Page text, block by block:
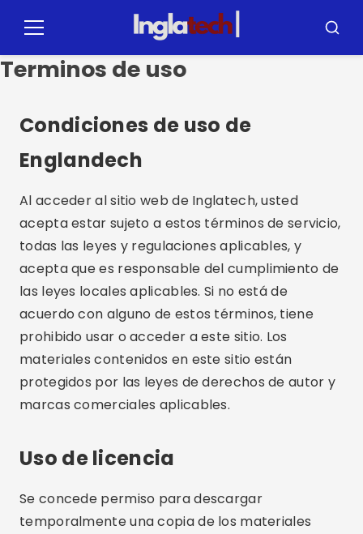
para
contenido
Menú
Terminos de uso
Condiciones de uso de
Englandech
Al acceder al sitio web de Inglatech, usted
acepta estar sujeto a estos términos de servicio,
todas las leyes y regulaciones aplicables, y
acepta que es responsable del cumplimiento de
las leyes locales aplicables. Si no está de
acuerdo con alguno de estos términos, tiene
prohibido usar o acceder a este sitio. Los
materiales contenidos en este sitio están
protegidos por las leyes de derechos de autor y
marcas comerciales aplicables.
Uso de licencia
Se concede permiso para descargar
temporalmente una copia de los materiales